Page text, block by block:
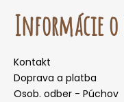
Informácie o
Kontakt
Doprava a platba
Osob. odber - Púchov